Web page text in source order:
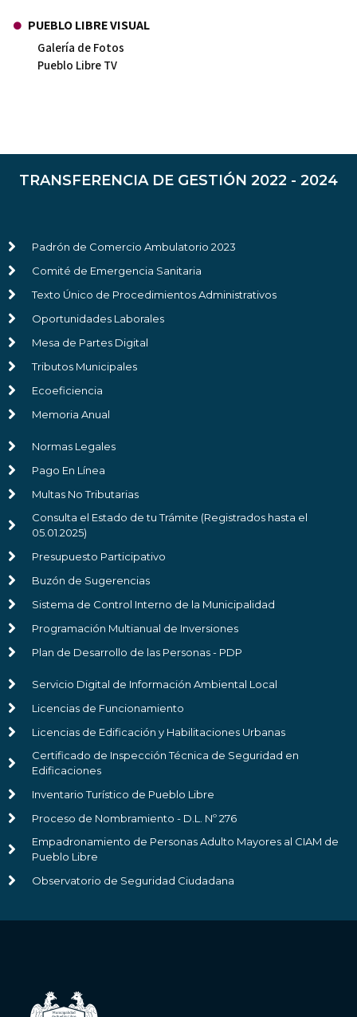
PUEBLO LIBRE VISUAL
Galería de Fotos
Pueblo Libre TV
TRANSFERENCIA DE GESTIÓN 2022 - 2024
Padrón de Comercio Ambulatorio 2023
Comité de Emergencia Sanitaria
Texto Único de Procedimientos Administrativos
Oportunidades Laborales
Mesa de Partes Digital
Tributos Municipales
Ecoeficiencia
Memoria Anual
Normas Legales
Pago En Línea
Multas No Tributarias
Consulta el Estado de tu Trámite (Registrados hasta el
05.01.2025)
Presupuesto Participativo
Buzón de Sugerencias
Sistema de Control Interno de la Municipalidad
Programación Multianual de Inversiones
Plan de Desarrollo de las Personas - PDP
Servicio Digital de Información Ambiental Local
Licencias de Funcionamiento
Licencias de Edificación y Habilitaciones Urbanas
Certificado de Inspección Técnica de Seguridad en
Edificaciones
Inventario Turístico de Pueblo Libre
Proceso de Nombramiento - D.L. Nº 276
Empadronamiento de Personas Adulto Mayores al CIAM de
Pueblo Libre
Observatorio de Seguridad Ciudadana